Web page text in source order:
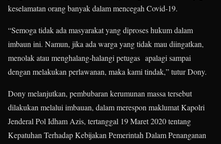
keselamatan orang banyak dalam mencegah Covid-19.
“Semoga tidak ada masyarakat yang diproses hukum dalam
imbaun ini. Namun, jika ada warga yang tidak mau diingatkan,
menolak atau menghalang-halangi petugas apalagi sampai
dengan melakukan perlawanan, maka kami tindak,” tutur Dony.
Dony melanjutkan, pembubaran kerumunan massa tersebut
dilakukan melalui imbauan, dalam merespon maklumat Kapolri
Jenderal Pol Idham Azis, tertanggal 19 Maret 2020 tentang
Kepatuhan Terhadap Kebijakan Pemerintah Dalam Penanganan